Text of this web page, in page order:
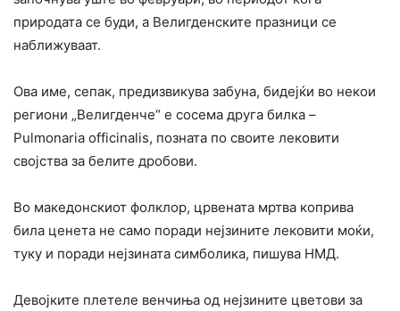
природата се буди, а Велигденските празници се
наближуваат.
Ова име, сепак, предизвикува забуна, бидејќи во некои
региони „Велигденче“ е сосема друга билка –
Pulmonaria officinalis, позната по своите лековити
својства за белите дробови.
Во македонскиот фолклор, црвената мртва коприва
била ценета не само поради нејзините лековити моќи,
туку и поради нејзината симболика, пишува НМД.
Девојките плетеле венчиња од нејзините цветови за